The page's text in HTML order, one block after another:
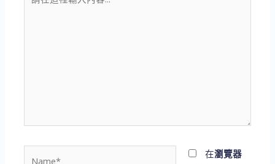
在
在瀏覽器